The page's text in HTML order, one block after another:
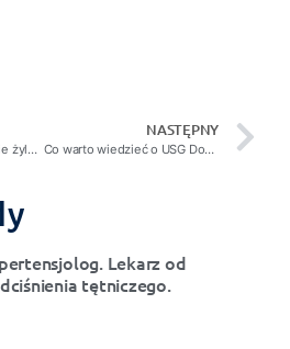
Niechirurgiczne leczenie żylaków – dlaczego warto?
NASTĘPNY
Co warto wiedzieć o USG Doppler?
Lekarz od
tętniczego.